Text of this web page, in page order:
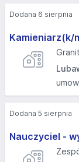
Kamieniarz(k/
Dodana 6 sierpnia
Nauczyciel -
Dodana 5 sierpnia